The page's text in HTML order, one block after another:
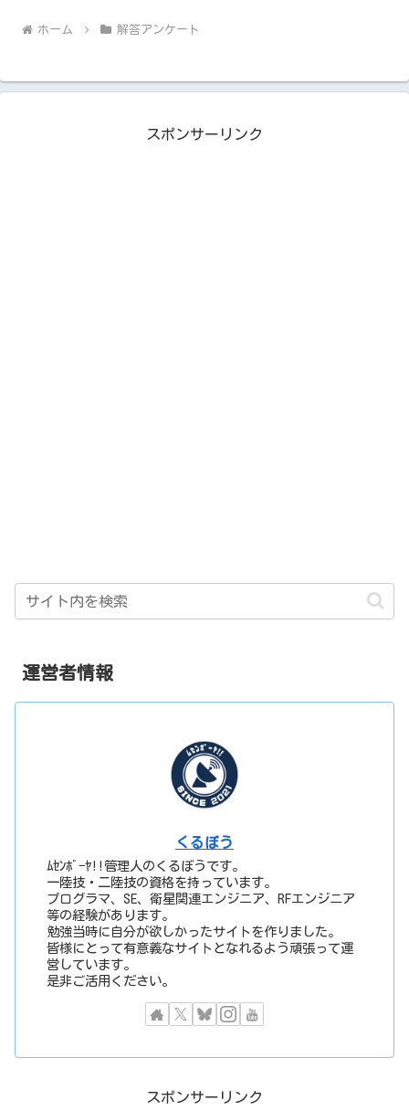
ホーム 解答アンケート
スポンサーリンク
運営者情報
くるぼう
ﾑｾﾝﾎﾞｰﾔ!!管理人のくるぼうです。
一陸技・二陸技の資格を持っています。
プログラマ、SE、衛星関連エンジニア、RFエンジニア
等の経験があります。
勉強当時に自分が欲しかったサイトを作りました。
皆様にとって有意義なサイトとなれるよう頑張って運
営しています。
是非ご活用ください。
スポンサーリンク